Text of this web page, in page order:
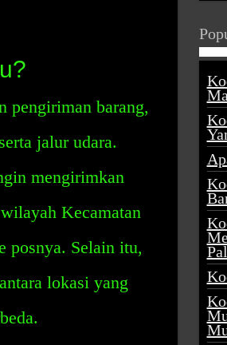
pengiriman barang,
jalur udara.
mengirimkan
Kecamatan
posnya. Selain itu,
lokasi yang